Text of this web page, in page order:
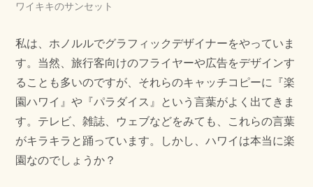
ワイキキのサンセット
私は、ホノルルでグラフィックデザイナーをやっていま
す。当然、旅行客向けのフライヤーや広告をデザインす
ることも多いのですが、それらのキャッチコピーに『楽
園ハワイ』や『パラダイス』という言葉がよく出てきま
す。テレビ、雑誌、ウェブなどをみても、これらの言葉
がキラキラと踊っています。しかし、ハワイは本当に楽
園なのでしょうか？